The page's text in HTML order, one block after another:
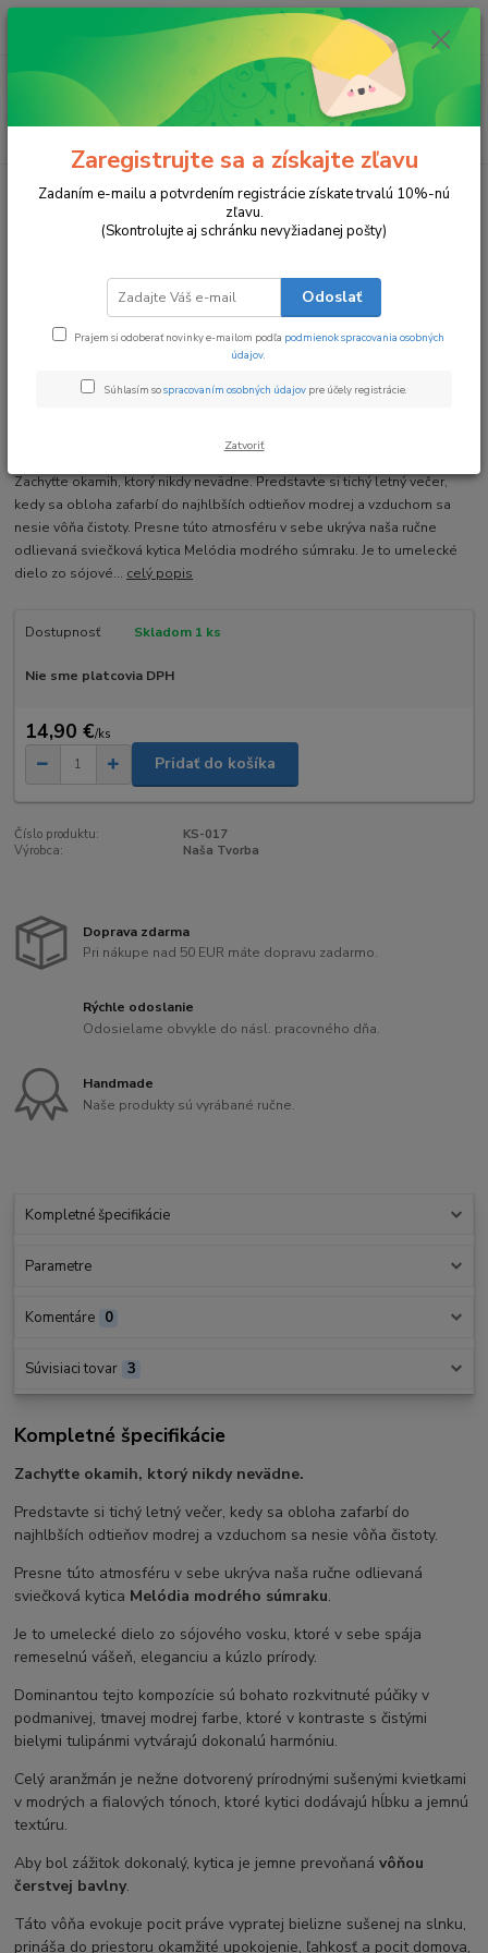
Menu
Hľadať
ks
za0 €
Úvod Kytice zo sviečok Melódia Modrého Súmraku
Melódia Modrého Súmraku
Kytica zo sójových sviečok
Zachyťte okamih, ktorý nikdy nevädne. Predstavte si tichý letný večer,
kedy sa obloha zafarbí do najhlbších odtieňov modrej a vzduchom sa
nesie vôňa čistoty. Presne túto atmosféru v sebe ukrýva naša ručne
odlievaná sviečková kytica Melódia modrého súmraku. Je to umelecké
dielo zo sójové... celý popis
Dostupnosť Skladom 1 ks
Nie sme platcovia DPH
14,90 €/ks
Pridať do košíka
Číslo produktu:
KS-017
Výrobca:
Naša Tvorba
Doprava zdarma
Pri nákupe nad 50 EUR máte dopravu zadarmo.
Rýchle odoslanie
Odosielame obvykle do násl. pracovného dňa.
Handmade
Naše produkty sú vyrábané ručne.
Kompletné špecifikácie
Parametre
Komentáre 0
Súvisiaci tovar 3
Kompletné špecifikácie
Zachyťte okamih, ktorý nikdy nevädne.
Predstavte si tichý letný večer, kedy sa obloha zafarbí do
najhlbších odtieňov modrej a vzduchom sa nesie vôňa čistoty.
Presne túto atmosféru v sebe ukrýva naša ručne odlievaná
sviečková kytica Melódia modrého súmraku.
Je to umelecké dielo zo sójového vosku, ktoré v sebe spája
remeselnú vášeň, eleganciu a kúzlo prírody.
Dominantou tejto kompozície sú bohato rozkvitnuté púčiky v
podmanivej, tmavej modrej farbe, ktoré v kontraste s čistými
bielymi tulipánmi vytvárajú dokonalú harmóniu.
Celý aranžmán je nežne dotvorený prírodnými sušenými kvietkami
v modrých a fialových tónoch, ktoré kytici dodávajú hĺbku a jemnú
textúru.
Aby bol zážitok dokonalý, kytica je jemne prevoňanávôňou
čerstvej bavlny.
Táto vôňa evokuje pocit práve vypratej bielizne sušenej na slnku,
prináša do priestoru okamžité upokojenie, ľahkosť a pocit domova,
Zaregistrujte sa a získajte zľavu
Zadaním e-mailu a potvrdením registrácie získate trvalú 10%-nú
zľavu.
(Skontrolujte aj schránku nevyžiadanej pošty)
Odoslať
Prajem si odoberať novinky e-mailom podľa podmienok spracovania osobných
údajov
Súhlasím sospracovaním osobných údajov pre účely registrácie.
Zatvoriť